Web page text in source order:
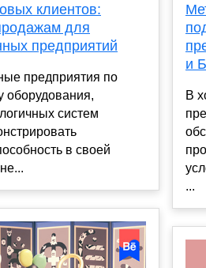
клиентов:
для
предприятий
предприятия по
оборудования,
систем
в своей
и
В
...